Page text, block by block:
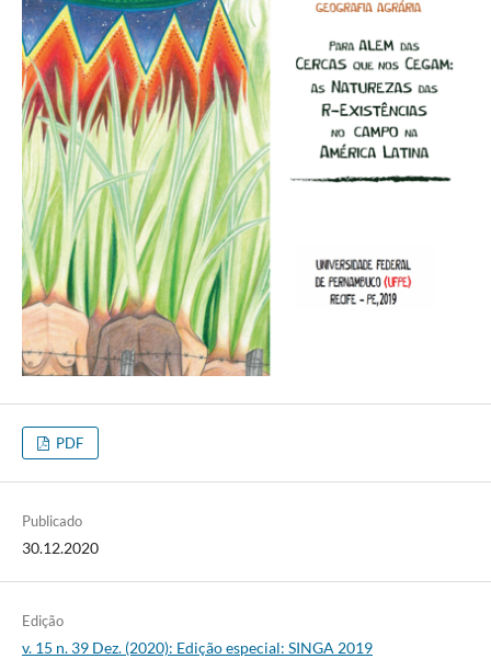
PDF
Publicado
30.12.2020
Edição
v. 15 n. 39 Dez. (2020): Edição especial: SINGA 2019